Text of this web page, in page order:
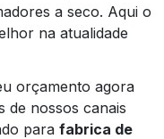
a seco. Aqui o
na atualidade
orçamento agora
de nossos canais
para fabrica de